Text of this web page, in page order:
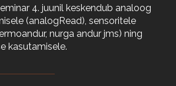
4. juunil keskendub analoog
(analogRead), sensoritele
nurga andur jms) ning
kasutamisele.